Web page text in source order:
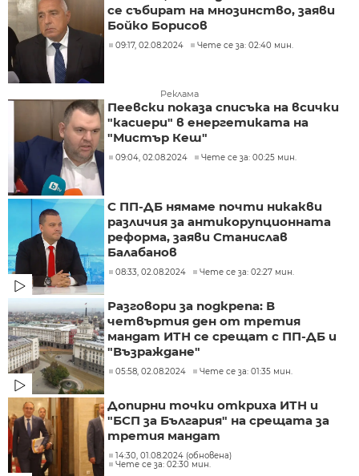
се събират на мнозинство, заяви
Бойко Борисов
09:17, 02.08.2024 Чете се за: 02:40 мин.
Реклама
Пеевски показа списъка на всички
"касиери" в енергетиката на
"Мистър Кеш"
09:04, 02.08.2024 Чете се за: 00:25 мин.
С ПП-ДБ нямаме почти никакви
различия за антикорупционната
реформа, заяви Станислав
Балабанов
08:33, 02.08.2024 Чете се за: 02:27 мин.
Разговори за подкрепа: В
четвъртия ден от третия
мандат ИТН се срещат с ПП-ДБ и
"Възраждане"
05:58, 02.08.2024 Чете се за: 01:35 мин.
Допирни точки откриха ИТН и
"БСП за България" на срещата за
третия мандат
14:30, 01.08.2024 (обновена)
Чете се за: 02:30 мин.